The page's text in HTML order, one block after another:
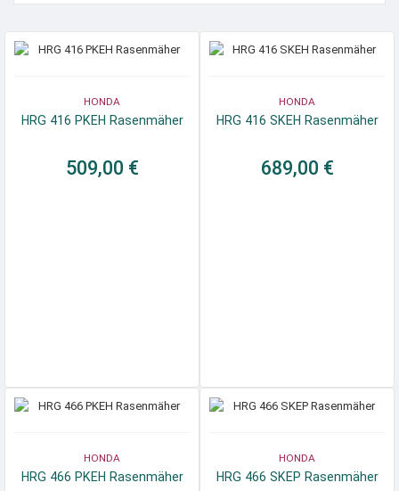
HONDA
HRG 416 PKEH Rasenmäher
509,00 €
HONDA
HRG 416 SKEH Rasenmäher
689,00 €
HONDA
HRG 466 PKEH Rasenmäher
HONDA
HRG 466 SKEP Rasenmäher